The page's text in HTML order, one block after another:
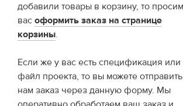
добавили товары в корзину, то просим
вас оформить заказ на странице
корзины.
Если же у вас есть спецификация или
файл проекта, то вы можете отправить
нам заказ через данную форму. Мы